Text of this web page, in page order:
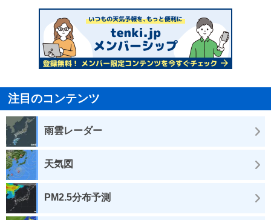
注目のコンテンツ
雨雲レーダー
天気図
PM2.5分布予測